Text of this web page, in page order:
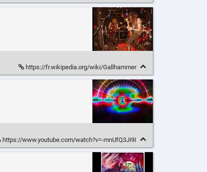
https://fr.wikipedia.org/wiki/Gallhammer
https://www.youtube.com/watch?v=-mnUfQ3Ji9I